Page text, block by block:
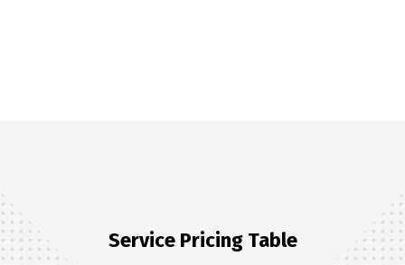
Service Pricing Table